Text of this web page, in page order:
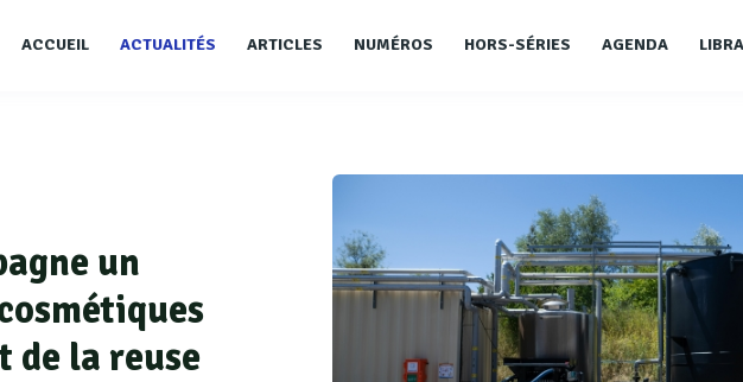
ACCUEIL ACTUALITÉS ARTICLES NUMÉROS HORS-SÉRIES AGENDA
un
de la reuse